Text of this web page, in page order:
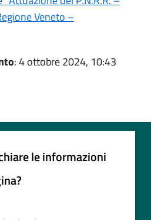
Veneto –
: 4 ottobre 2024, 10:43
le informazioni